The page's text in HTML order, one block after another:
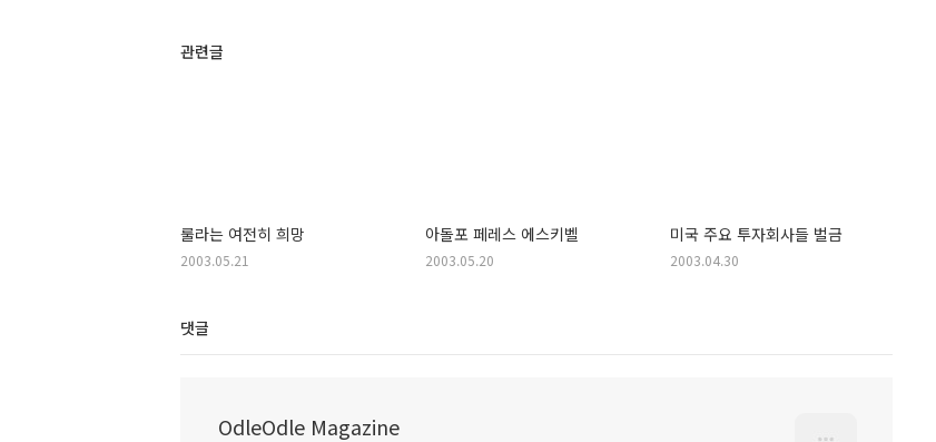
관련글
룰라는 여전히 희망
2003.05.21
아돌포 페레스 에스키벨
2003.05.20
미국 주요 투자회사들 벌금
2003.04.30
댓글
OdleOdle Magazine